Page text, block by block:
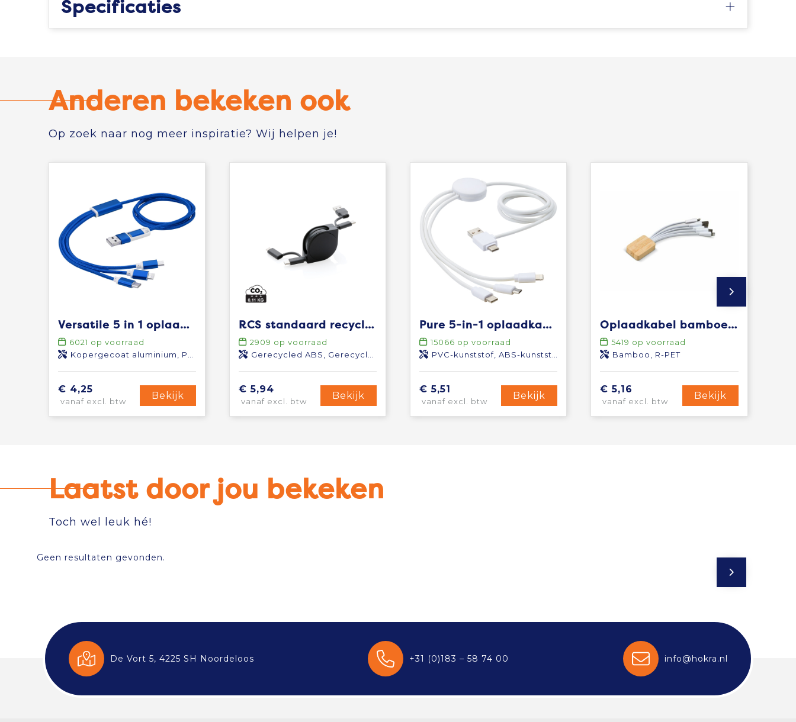
Specificaties
Anderen bekeken ook
Op zoek naar nog meer inspiratie? Wij helpen je!
Versatile 5 in 1 oplaadkabel
6021 op voorraad
Kopergecoat aluminium, Polyester
€ 4,25
vanaf excl. btw
Bekijk
RCS standaard recycled plastic and TPE 4-in-1 kabel
2909 op voorraad
Gerecycled ABS, Gerecycled TPE
€ 5,94
vanaf excl. btw
Bekijk
Pure 5-in-1 oplaadkabel met antibacterieel additief
15066 op voorraad
PVC-kunststof, ABS-kunststof
€ 5,51
vanaf excl. btw
Bekijk
Oplaadkabel bamboe met R-PET
5419 op voorraad
Bamboo, R-PET
€ 5,16
vanaf excl. btw
Bekijk
Laatst door jou bekeken
Toch wel leuk hé!
Geen resultaten gevonden.
De Vort 5, 4225 SH Noordeloos +31 (0)183 – 58 74 00 info@hokra.nl